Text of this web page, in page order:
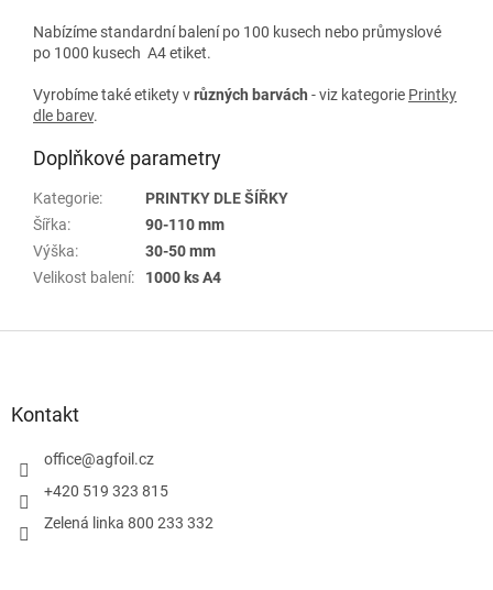
Nabízíme standardní balení po 100 kusech nebo průmyslové
po 1000 kusech A4 etiket.
Vyrobíme také etikety vrůzných barvách - viz kategorie Printky
dle barev.
Doplňkové parametry
Kategorie:
PRINTKY DLE ŠÍŘKY
Šířka:
90-110 mm
Výška:
30-50 mm
Velikost balení: 1000 ks A4
Kontakt
office@agfoil.cz
+420 519 323 815
Zelená linka 800 233 332